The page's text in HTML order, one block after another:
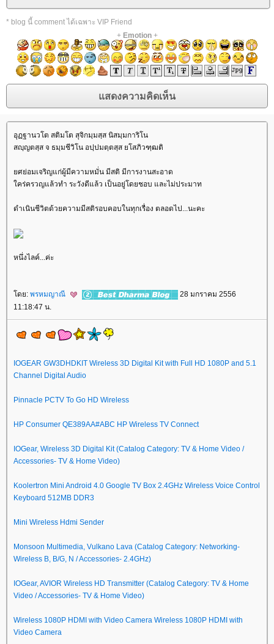
* blog นี้ comment ได้เฉพาะ VIP Friend
+ Emotion+
อุฏฐานวโต สติมโต สุจิกมฺมสฺส นิสมฺมการิโน
สญฺญตสฺส จ ธมฺมชีวิโน อปฺปมตฺตสฺส ยโสภิวฑฺฒติ
ศย่อมเจริญแก่ผู้มีความหมั่น มีสติ มีการงานสะอาด
คร่ครวญแล้วทำ ระวังดีแล้ว เป็นอยู่โดยชอบ และไม่ประมาท
ดำเนินชีวิตด้วยความมีสติรอบคอบในทุกเรื่อง ตลอดไป...นะคะ
หนึ่งไลค์...ค่ะ
ดย: พรหมญาณี
28 มกราคม 2556
11:18:47 น.
IOGEAR GW3DHDKIT Wireless 3D Digital Kit with Full HD 1080P and 5.1
Channel Digital Audio
Pinnacle PCTV To Go HD Wireless
HP Consumer QE389AA#ABC HP Wireless TV Connect
IOGear, Wireless 3D Digital Kit (Catalog Category: TV & Home Video /
Accessories- TV & Home Video)
Koolertron Mini Android 4.0 Google TV Box 2.4GHz Wireless Voice Control
Keyboard 512MB DDR3
Mini Wireless Hdmi Sender
Monsoon Multimedia, Vulkano Lava (Catalog Category: Networking-
Wireless B, B/G, N / Accessories- 2.4GHz)
IOGear, AVIOR Wireless HD Transmitter (Catalog Category: TV & Home
Video / Accessories- TV & Home Video)
Wireless 1080P HDMI with Video Camera Wireless 1080P HDMI with
Video Camera